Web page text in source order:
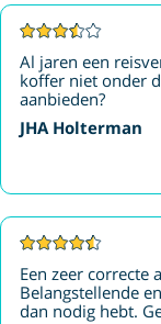
Al jaren een
koffer niet onder
aanbieden?
JHA Holterman
Een zeer correcte
Belangstellende
dan nodig hebt.